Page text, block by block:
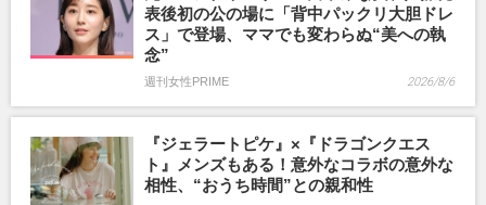
表後初の公の場に「背中パックリ大胆ドレ
ス」で登場、ママでも変わらぬ“美への執
念”
週刊女性PRIME 2026/8/6
『ジェラートピケ』×『ドラゴンクエス
ト』メンズもある！意外なコラボの意外な
相性、“おうち時間”との親和性